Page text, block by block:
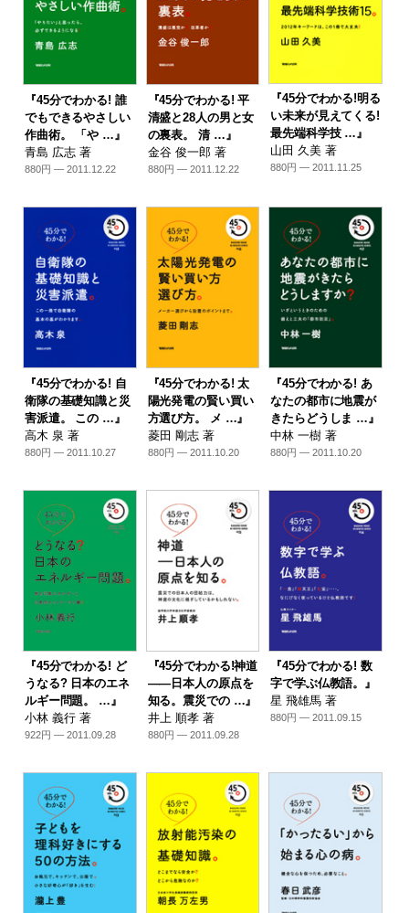
『45分でわかる! 誰
でもできるやさしい
作曲術。 「や …』
青島 広志 著
880円 — 2011.12.22
『45分でわかる! 平
清盛と28人の男と女
の裏表。 清 …』
金谷 俊一郎 著
880円 — 2011.12.22
『45分でわかる!明る
い未来が見えてくる!
最先端科学技 …』
山田 久美 著
880円 — 2011.11.25
『45分でわかる! 自
衛隊の基礎知識と災
害派遣。 この …』
高木 泉 著
880円 — 2011.10.27
『45分でわかる! 太
陽光発電の賢い買い
方選び方。 メ …』
菱田 剛志 著
880円 — 2011.10.20
『45分でわかる! あ
なたの都市に地震が
きたらどうしま …』
中林 一樹 著
880円 — 2011.10.20
『45分でわかる! ど
うなる? 日本のエネ
ルギー問題。 …』
小林 義行 著
922円 — 2011.09.28
『45分でわかる!神道
――日本人の原点を
知る。震災での …』
井上 順孝 著
880円 — 2011.09.28
『45分でわかる! 数
字で学ぶ仏教語。』
星 飛雄馬 著
880円 — 2011.09.15